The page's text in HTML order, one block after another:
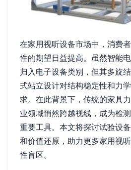
在家用视听设备市场中，消费
性的期望日益提高。虽然智能
归入电子设备类别，但其多旋
式站立设计对结构稳定性和力
求。在此背景下，传统的家具
业领域悄然跨越视线，成为检
重要工具。本文将探讨试验设
和价值还原，助力更多家用视
性盲区。